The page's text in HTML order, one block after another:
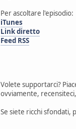
Per ascoltare l'episodio:
iTunes
Link diretto
Feed RSS
Volete supportarci?
ovviamente,
Se siete ricchi sfondati,